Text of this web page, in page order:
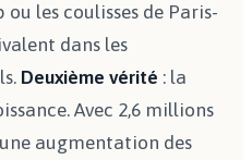
les coulisses de Paris-
dans les
Deuxième vérité : la
Avec 2,6 millions
augmentation des